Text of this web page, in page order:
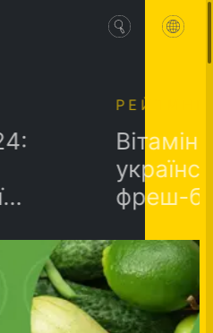
РЕЙТИНГИ
Вітамінний
українських
фреш-брендів